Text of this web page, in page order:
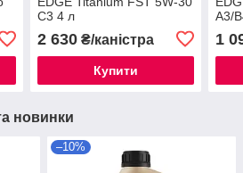
C3 4 л
2 630₴/каністра
Купити
A3/
1
новинки
–10%